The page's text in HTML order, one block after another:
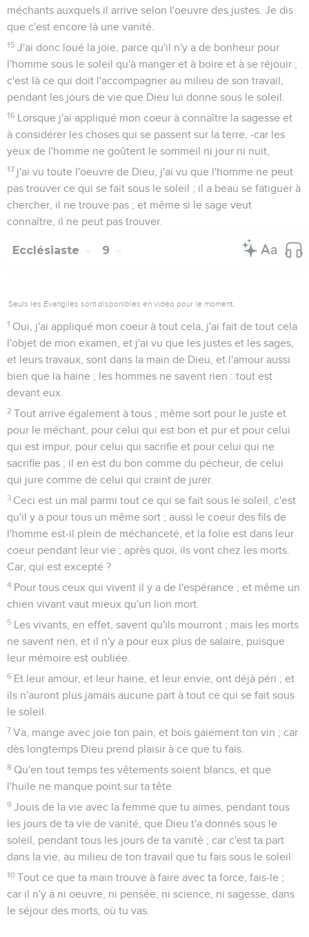
méchants auxquels il arrive selon l'oeuvre des justes. Je dis
que c'est encore là une vanité.
15 J'ai donc loué la joie, parce qu'il n'y a de bonheur pour
l'homme sous le soleil qu'à manger et à boire et à se réjouir ;
c'est là ce qui doit l'accompagner au milieu de son travail,
pendant les jours de vie que Dieu lui donne sous le soleil.
16 Lorsque j'ai appliqué mon coeur à connaître la sagesse et
à considérer les choses qui se passent sur la terre, -car les
yeux de l'homme ne goûtent le sommeil ni jour ni nuit,
17 j'ai vu toute l'oeuvre de Dieu, j'ai vu que l'homme ne peut
pas trouver ce qui se fait sous le soleil ; il a beau se fatiguer à
chercher, il ne trouve pas ; et même si le sage veut
connaître, il ne peut pas trouver.
Ecclésiaste 9
Seuls les Évangiles sont disponibles en vidéo pour le moment.
1 Oui, j'ai appliqué mon coeur à tout cela, j'ai fait de tout cela
l'objet de mon examen, et j'ai vu que les justes et les sages,
et leurs travaux, sont dans la main de Dieu, et l'amour aussi
bien que la haine ; les hommes ne savent rien : tout est
devant eux.
2 Tout arrive également à tous ; même sort pour le juste et
pour le méchant, pour celui qui est bon et pur et pour celui
qui est impur, pour celui qui sacrifie et pour celui qui ne
sacrifie pas ; il en est du bon comme du pécheur, de celui
qui jure comme de celui qui craint de jurer.
3 Ceci est un mal parmi tout ce qui se fait sous le soleil, c'est
qu'il y a pour tous un même sort ; aussi le coeur des fils de
l'homme est-il plein de méchanceté, et la folie est dans leur
coeur pendant leur vie ; après quoi, ils vont chez les morts.
Car, qui est excepté ?
4 Pour tous ceux qui vivent il y a de l'espérance ; et même un
chien vivant vaut mieux qu'un lion mort.
5 Les vivants, en effet, savent qu'ils mourront ; mais les morts
ne savent rien, et il n'y a pour eux plus de salaire, puisque
leur mémoire est oubliée.
6 Et leur amour, et leur haine, et leur envie, ont déjà péri ; et
ils n'auront plus jamais aucune part à tout ce qui se fait sous
le soleil.
7 Va, mange avec joie ton pain, et bois gaiement ton vin ; car
dès longtemps Dieu prend plaisir à ce que tu fais.
8 Qu'en tout temps tes vêtements soient blancs, et que
l'huile ne manque point sur ta tête.
9 Jouis de la vie avec la femme que tu aimes, pendant tous
les jours de ta vie de vanité, que Dieu t'a donnés sous le
soleil, pendant tous les jours de ta vanité ; car c'est ta part
dans la vie, au milieu de ton travail que tu fais sous le soleil.
10 Tout ce que ta main trouve à faire avec ta force, fais-le ;
car il n'y a ni oeuvre, ni pensée, ni science, ni sagesse, dans
le séjour des morts, où tu vas.